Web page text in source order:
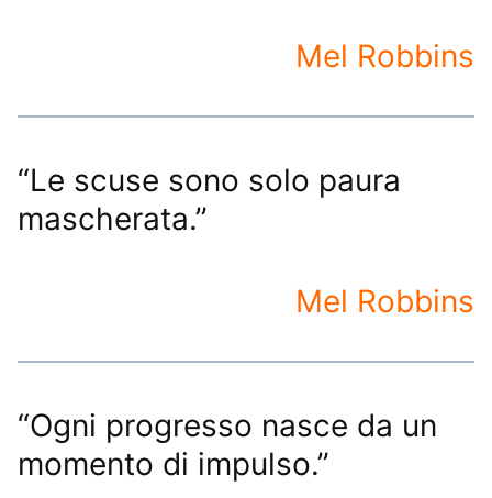
Mel Robbins
“Le scuse sono solo paura
mascherata.”
Mel Robbins
“Ogni progresso nasce da un
momento di impulso.”